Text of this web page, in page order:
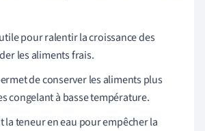
pour ralentir la croissance des
les aliments frais.
de conserver les aliments plus
congelant à basse température.
la teneur en eau pour empêcher la